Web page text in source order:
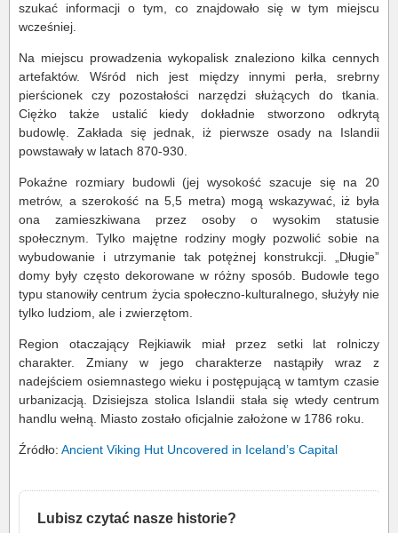
szukać informacji o tym, co znajdowało się w tym miejscu
wcześniej.
Na miejscu prowadzenia wykopalisk znaleziono kilka cennych
artefaktów. Wśród nich jest między innymi perła, srebrny
pierścionek czy pozostałości narzędzi służących do tkania.
Ciężko także ustalić kiedy dokładnie stworzono odkrytą
budowlę. Zakłada się jednak, iż pierwsze osady na Islandii
powstawały w latach 870-930.
Pokaźne rozmiary budowli (jej wysokość szacuje się na 20
metrów, a szerokość na 5,5 metra) mogą wskazywać, iż była
ona zamieszkiwana przez osoby o wysokim statusie
społecznym. Tylko majętne rodziny mogły pozwolić sobie na
wybudowanie i utrzymanie tak potężnej konstrukcji. „Długie”
domy były często dekorowane w różny sposób. Budowle tego
typu stanowiły centrum życia społeczno-kulturalnego, służyły nie
tylko ludziom, ale i zwierzętom.
Region otaczający Rejkiawik miał przez setki lat rolniczy
charakter. Zmiany w jego charakterze nastąpiły wraz z
nadejściem osiemnastego wieku i postępującą w tamtym czasie
urbanizacją. Dzisiejsza stolica Islandii stała się wtedy centrum
handlu wełną. Miasto zostało oficjalnie założone w 1786 roku.
Źródło: Ancient Viking Hut Uncovered in Iceland’s Capital
Lubisz czytać nasze historie?